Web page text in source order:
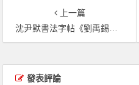
上一篇
沈尹默書法字帖《劉禹錫柳宗元唱和詩》（共6張圖片）
發表評論